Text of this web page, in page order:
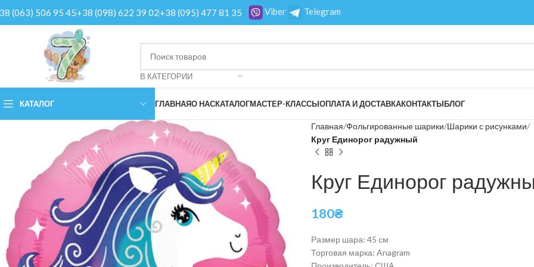
(063) 506 95 45+38 (098) 622 39 02+38 (095) 477 81 35 Viber Telegram
В КАТЕГОРИИ
КАТАЛОГ ГЛАВНАЯО НАСКАТАЛОГМАСТЕР-КЛАССЫОПЛАТА И ДОСТАВКАКОНТАКТЫБЛОГ
Главная Фольгированные шарики Шарики с рисунками
Круг Единорог радужный
Круг Единорог
180₴
Размер шара: 45 см
Торговая марка: Anagram